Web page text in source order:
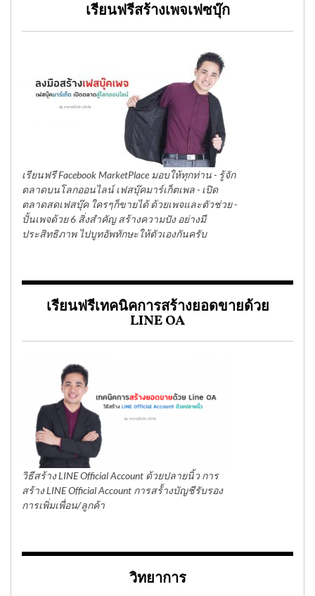
เรียนฟรีสร้างเพจเฟซบุ๊ก
เรียนฟรี Facebook MarketPlace มอบให้ทุกท่าน - รู้จัก
ตลาดบนโลกออนไลน์ เฟสบุ๊คมาร์เก็ตเพล - เปิด
ตลาดสดเฟสบุ๊ค ใครๆก็ขายได้ ด้วยเพจและตัวช่วย -
ปั้นเพจด้วย 6 สิ่งสำคัญ สร้างความปัง อย่างมี
ประสิทธิภาพ ไปบูทอัพทักษะให้ตัวเองกันครับ
เรียนฟรีเทคนิคการสร้างยอดขายด้วย
LINE OA
วิธีสร้าง LINE Official Account ด้วยปลายนิ้ว การ
สร้าง LINE Official Account การสร้้างบัญชีรับรอง
การเพิ่มเพื่อน/ลูกค้า
วิทยาการ